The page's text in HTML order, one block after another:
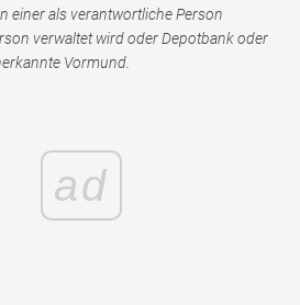
einer als verantwortliche Person
verwaltet wird oder Depotbank oder
Vormund.
ad